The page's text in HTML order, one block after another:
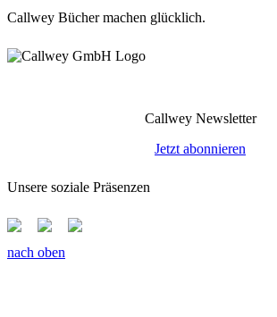
Callwey Bücher machen glücklich.
Callwey Newsletter
Jetzt abonnieren
Unsere soziale Präsenzen
nach oben